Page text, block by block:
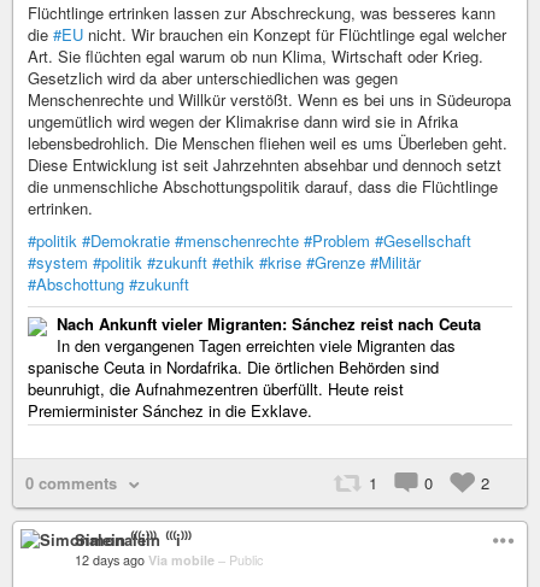
Flüchtlinge ertrinken lassen zur Abschreckung, was besseres kann
die #EU nicht. Wir brauchen ein Konzept für Flüchtlinge egal welcher
Art. Sie flüchten egal warum ob nun Klima, Wirtschaft oder Krieg.
Gesetzlich wird da aber unterschiedlichen was gegen
Menschenrechte und Willkür verstößt. Wenn es bei uns in Südeuropa
ungemütlich wird wegen der Klimakrise dann wird sie in Afrika
lebensbedrohlich. Die Menschen fliehen weil es ums Überleben geht.
Diese Entwicklung ist seit Jahrzehnten absehbar und dennoch setzt
die unmenschliche Abschottungspolitik darauf, dass die Flüchtlinge
ertrinken.
#politik #Demokratie #menschenrechte #Problem #Gesellschaft
#system #politik #zukunft #ethik #krise #Grenze #Militär
#Abschottung #zukunft
Nach Ankunft vieler Migranten: Sánchez reist nach Ceuta
In den vergangenen Tagen erreichten viele Migranten das
spanische Ceuta in Nordafrika. Die örtlichen Behörden sind
beunruhigt, die Aufnahmezentren überfüllt. Heute reist
Premierminister Sánchez in die Exklave.
0 comments 1 0 2
Simonalein ⁽⁽⁽i⁾⁾⁾
12 days ago Via mobile – Public